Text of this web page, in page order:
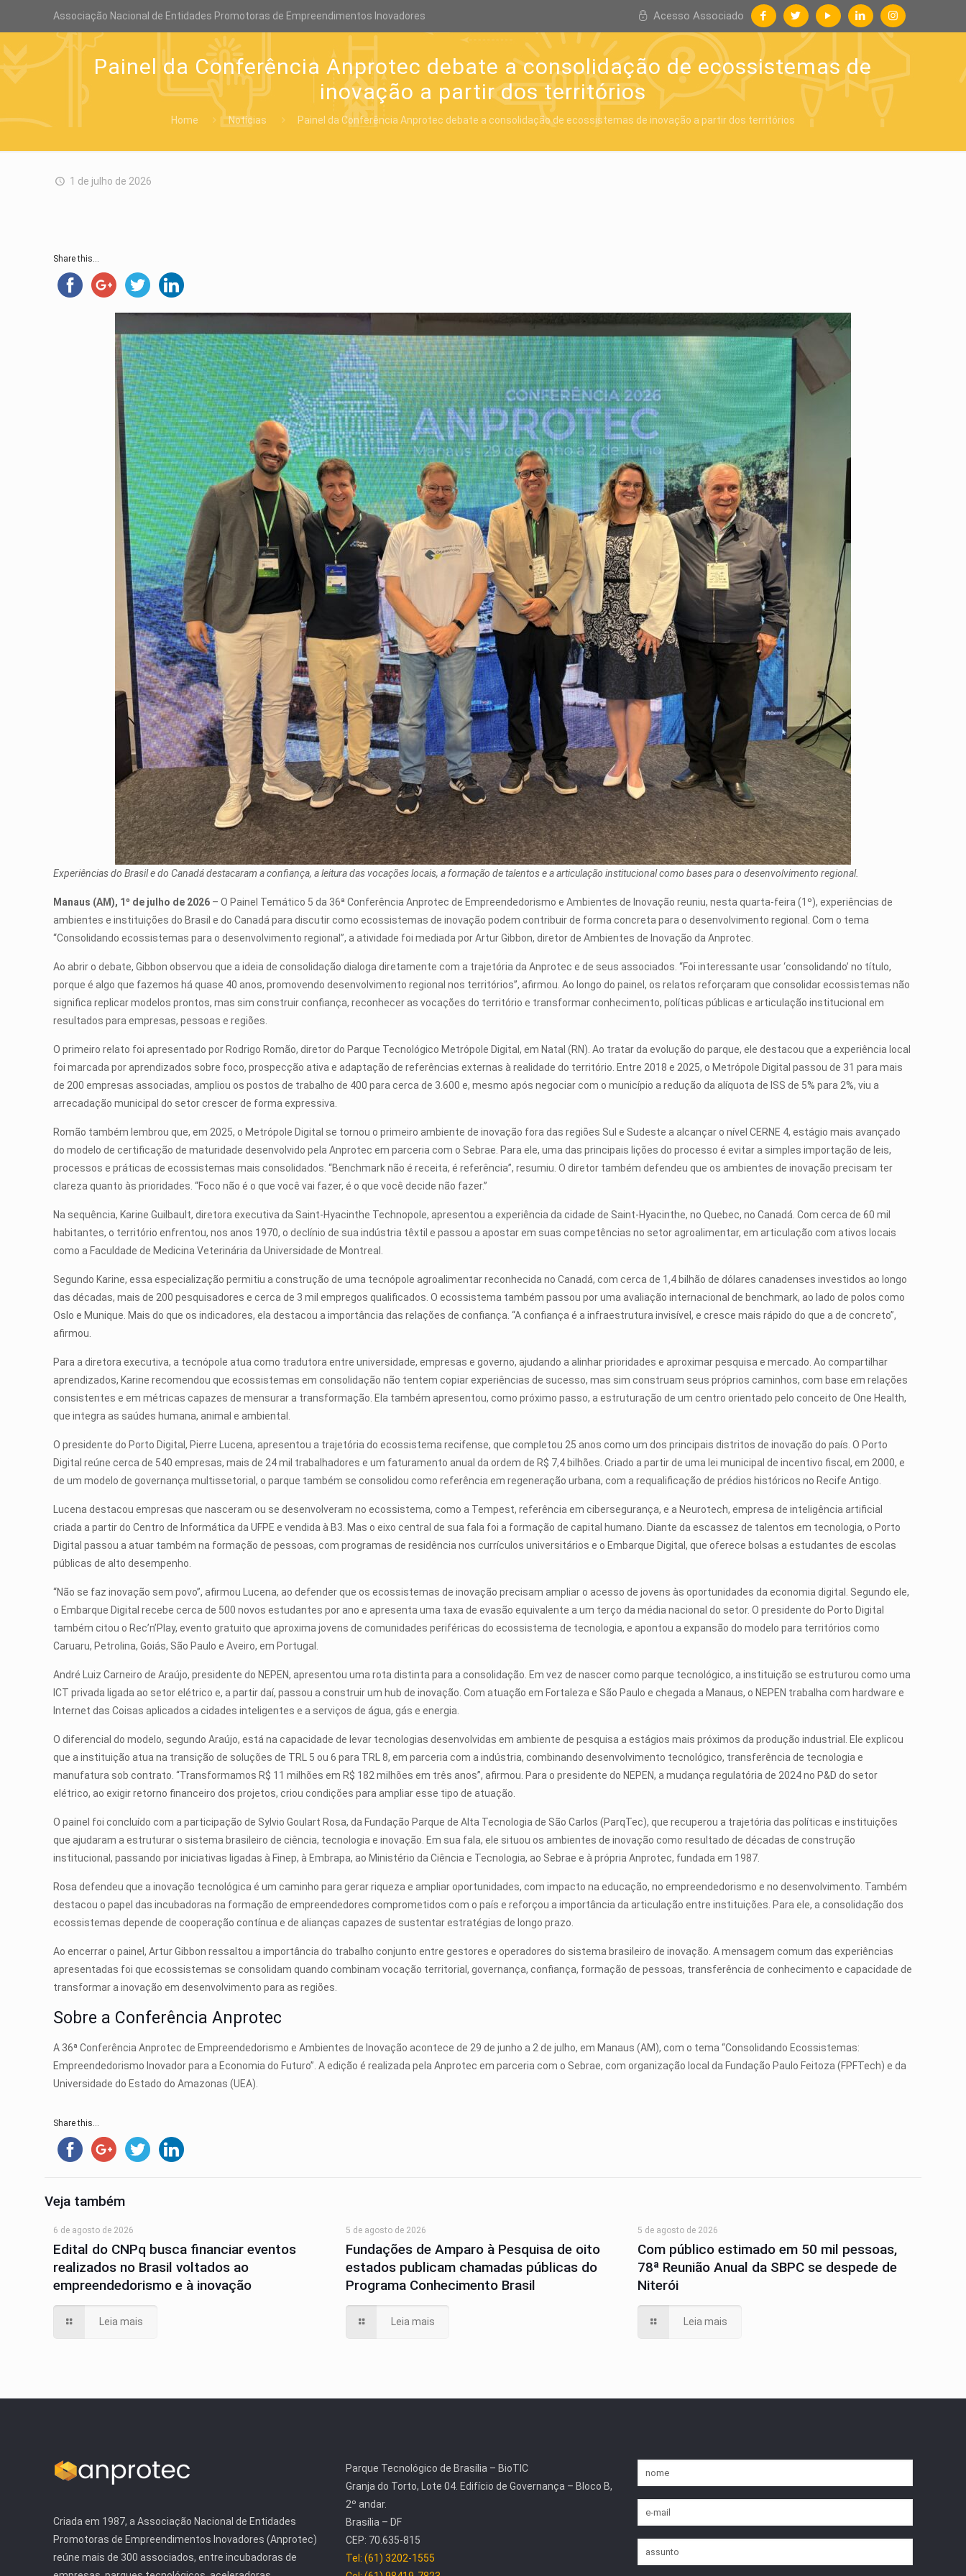
Associação Nacional de Entidades Promotoras de Empreendimentos Inovadores Acesso Associado
Painel da Conferência Anprotec debate a consolidação de ecossistemas de
inovação a partir dos territórios
Home Notícias Painel da Conferência Anprotec debate a consolidação de ecossistemas de inovação a partir dos territórios
1 de julho de 2026
Share this...
Experiências do Brasil e do Canadá destacaram a confiança, a leitura das vocações locais, a formação de talentos e a articulação institucional como bases para o desenvolvimento regional.
Manaus (AM), 1º de julho de 2026 – O Painel Temático 5 da 36ª Conferência Anprotec de Empreendedorismo e Ambientes de Inovação reuniu, nesta quarta-feira (1º), experiências de
ambientes e instituições do Brasil e do Canadá para discutir como ecossistemas de inovação podem contribuir de forma concreta para o desenvolvimento regional. Com o tema
“Consolidando ecossistemas para o desenvolvimento regional”, a atividade foi mediada por Artur Gibbon, diretor de Ambientes de Inovação da Anprotec.
Ao abrir o debate, Gibbon observou que a ideia de consolidação dialoga diretamente com a trajetória da Anprotec e de seus associados. “Foi interessante usar ‘consolidando’ no título,
porque é algo que fazemos há quase 40 anos, promovendo desenvolvimento regional nos territórios”, afirmou. Ao longo do painel, os relatos reforçaram que consolidar ecossistemas não
significa replicar modelos prontos, mas sim construir confiança, reconhecer as vocações do território e transformar conhecimento, políticas públicas e articulação institucional em
resultados para empresas, pessoas e regiões.
O primeiro relato foi apresentado por Rodrigo Romão, diretor do Parque Tecnológico Metrópole Digital, em Natal (RN). Ao tratar da evolução do parque, ele destacou que a experiência local
foi marcada por aprendizados sobre foco, prospecção ativa e adaptação de referências externas à realidade do território. Entre 2018 e 2025, o Metrópole Digital passou de 31 para mais
de 200 empresas associadas, ampliou os postos de trabalho de 400 para cerca de 3.600 e, mesmo após negociar com o município a redução da alíquota de ISS de 5% para 2%, viu a
arrecadação municipal do setor crescer de forma expressiva.
Romão também lembrou que, em 2025, o Metrópole Digital se tornou o primeiro ambiente de inovação fora das regiões Sul e Sudeste a alcançar o nível CERNE 4, estágio mais avançado
do modelo de certificação de maturidade desenvolvido pela Anprotec em parceria com o Sebrae. Para ele, uma das principais lições do processo é evitar a simples importação de leis,
processos e práticas de ecossistemas mais consolidados. “Benchmark não é receita, é referência”, resumiu. O diretor também defendeu que os ambientes de inovação precisam ter
clareza quanto às prioridades. “Foco não é o que você vai fazer, é o que você decide não fazer.”
Na sequência, Karine Guilbault, diretora executiva da Saint-Hyacinthe Technopole, apresentou a experiência da cidade de Saint-Hyacinthe, no Quebec, no Canadá. Com cerca de 60 mil
habitantes, o território enfrentou, nos anos 1970, o declínio de sua indústria têxtil e passou a apostar em suas competências no setor agroalimentar, em articulação com ativos locais
como a Faculdade de Medicina Veterinária da Universidade de Montreal.
Segundo Karine, essa especialização permitiu a construção de uma tecnópole agroalimentar reconhecida no Canadá, com cerca de 1,4 bilhão de dólares canadenses investidos ao longo
das décadas, mais de 200 pesquisadores e cerca de 3 mil empregos qualificados. O ecossistema também passou por uma avaliação internacional de benchmark, ao lado de polos como
Oslo e Munique. Mais do que os indicadores, ela destacou a importância das relações de confiança. “A confiança é a infraestrutura invisível, e cresce mais rápido do que a de concreto”,
afirmou.
Para a diretora executiva, a tecnópole atua como tradutora entre universidade, empresas e governo, ajudando a alinhar prioridades e aproximar pesquisa e mercado. Ao compartilhar
aprendizados, Karine recomendou que ecossistemas em consolidação não tentem copiar experiências de sucesso, mas sim construam seus próprios caminhos, com base em relações
consistentes e em métricas capazes de mensurar a transformação. Ela também apresentou, como próximo passo, a estruturação de um centro orientado pelo conceito de One Health,
que integra as saúdes humana, animal e ambiental.
O presidente do Porto Digital, Pierre Lucena, apresentou a trajetória do ecossistema recifense, que completou 25 anos como um dos principais distritos de inovação do país. O Porto
Digital reúne cerca de 540 empresas, mais de 24 mil trabalhadores e um faturamento anual da ordem de R$ 7,4 bilhões. Criado a partir de uma lei municipal de incentivo fiscal, em 2000, e
de um modelo de governança multissetorial, o parque também se consolidou como referência em regeneração urbana, com a requalificação de prédios históricos no Recife Antigo.
Lucena destacou empresas que nasceram ou se desenvolveram no ecossistema, como a Tempest, referência em cibersegurança, e a Neurotech, empresa de inteligência artificial
criada a partir do Centro de Informática da UFPE e vendida à B3. Mas o eixo central de sua fala foi a formação de capital humano. Diante da escassez de talentos em tecnologia, o Porto
Digital passou a atuar também na formação de pessoas, com programas de residência nos currículos universitários e o Embarque Digital, que oferece bolsas a estudantes de escolas
públicas de alto desempenho.
“Não se faz inovação sem povo”, afirmou Lucena, ao defender que os ecossistemas de inovação precisam ampliar o acesso de jovens às oportunidades da economia digital. Segundo ele,
o Embarque Digital recebe cerca de 500 novos estudantes por ano e apresenta uma taxa de evasão equivalente a um terço da média nacional do setor. O presidente do Porto Digital
também citou o Rec’n’Play, evento gratuito que aproxima jovens de comunidades periféricas do ecossistema de tecnologia, e apontou a expansão do modelo para territórios como
Caruaru, Petrolina, Goiás, São Paulo e Aveiro, em Portugal.
André Luiz Carneiro de Araújo, presidente do NEPEN, apresentou uma rota distinta para a consolidação. Em vez de nascer como parque tecnológico, a instituição se estruturou como uma
ICT privada ligada ao setor elétrico e, a partir daí, passou a construir um hub de inovação. Com atuação em Fortaleza e São Paulo e chegada a Manaus, o NEPEN trabalha com hardware e
Internet das Coisas aplicados a cidades inteligentes e a serviços de água, gás e energia.
O diferencial do modelo, segundo Araújo, está na capacidade de levar tecnologias desenvolvidas em ambiente de pesquisa a estágios mais próximos da produção industrial. Ele explicou
que a instituição atua na transição de soluções de TRL 5 ou 6 para TRL 8, em parceria com a indústria, combinando desenvolvimento tecnológico, transferência de tecnologia e
manufatura sob contrato. “Transformamos R$ 11 milhões em R$ 182 milhões em três anos”, afirmou. Para o presidente do NEPEN, a mudança regulatória de 2024 no P&D do setor
elétrico, ao exigir retorno financeiro dos projetos, criou condições para ampliar esse tipo de atuação.
O painel foi concluído com a participação de Sylvio Goulart Rosa, da Fundação Parque de Alta Tecnologia de São Carlos (ParqTec), que recuperou a trajetória das políticas e instituições
que ajudaram a estruturar o sistema brasileiro de ciência, tecnologia e inovação. Em sua fala, ele situou os ambientes de inovação como resultado de décadas de construção
institucional, passando por iniciativas ligadas à Finep, à Embrapa, ao Ministério da Ciência e Tecnologia, ao Sebrae e à própria Anprotec, fundada em 1987.
Rosa defendeu que a inovação tecnológica é um caminho para gerar riqueza e ampliar oportunidades, com impacto na educação, no empreendedorismo e no desenvolvimento. Também
destacou o papel das incubadoras na formação de empreendedores comprometidos com o país e reforçou a importância da articulação entre instituições. Para ele, a consolidação dos
ecossistemas depende de cooperação contínua e de alianças capazes de sustentar estratégias de longo prazo.
Ao encerrar o painel, Artur Gibbon ressaltou a importância do trabalho conjunto entre gestores e operadores do sistema brasileiro de inovação. A mensagem comum das experiências
apresentadas foi que ecossistemas se consolidam quando combinam vocação territorial, governança, confiança, formação de pessoas, transferência de conhecimento e capacidade de
transformar a inovação em desenvolvimento para as regiões.
Sobre a Conferência Anprotec
A 36ª Conferência Anprotec de Empreendedorismo e Ambientes de Inovação acontece de 29 de junho a 2 de julho, em Manaus (AM), com o tema “Consolidando Ecossistemas:
Empreendedorismo Inovador para a Economia do Futuro”. A edição é realizada pela Anprotec em parceria com o Sebrae, com organização local da Fundação Paulo Feitoza (FPFTech) e da
Universidade do Estado do Amazonas (UEA).
Share this...
Veja também
6 de agosto de 2026
Edital do CNPq busca financiar eventos
realizados no Brasil voltados ao
empreendedorismo e à inovação
Leia mais
5 de agosto de 2026
Fundações de Amparo à Pesquisa de oito
estados publicam chamadas públicas do
Programa Conhecimento Brasil
Leia mais
5 de agosto de 2026
Com público estimado em 50 mil pessoas,
78ª Reunião Anual da SBPC se despede de
Niterói
Leia mais
Criada em 1987, a Associação Nacional de Entidades
Promotoras de Empreendimentos Inovadores (Anprotec)
reúne mais de 300 associados, entre incubadoras de
Parque Tecnológico de Brasília – BioTIC
Granja do Torto, Lote 04. Edifício de Governança – Bloco B,
2º andar.
Brasília – DF
CEP: 70.635-815
Tel: (61) 3202-1555